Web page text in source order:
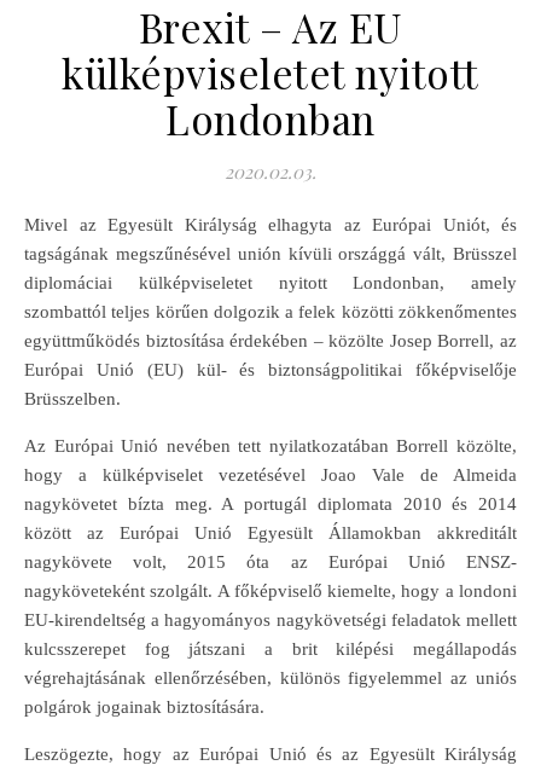
Brexit – Az EU
külképviseletet nyitott
Londonban
2020.02.03.
Mivel az Egyesült Királyság elhagyta az Európai Uniót, és
tagságának megszűnésével unión kívüli országgá vált, Brüsszel
diplomáciai külképviseletet nyitott Londonban, amely
szombattól teljes körűen dolgozik a felek közötti zökkenőmentes
együttműködés biztosítása érdekében – közölte Josep Borrell, az
Európai Unió (EU) kül- és biztonságpolitikai főképviselője
Brüsszelben.
Az Európai Unió nevében tett nyilatkozatában Borrell közölte,
hogy a külképviselet vezetésével Joao Vale de Almeida
nagykövetet bízta meg. A portugál diplomata 2010 és 2014
között az Európai Unió Egyesült Államokban akkreditált
nagykövete volt, 2015 óta az Európai Unió ENSZ-
nagyköveteként szolgált. A főképviselő kiemelte, hogy a londoni
EU-kirendeltség a hagyományos nagykövetségi feladatok mellett
kulcsszerepet fog játszani a brit kilépési megállapodás
végrehajtásának ellenőrzésében, különös figyelemmel az uniós
polgárok jogainak biztosítására.
Leszögezte, hogy az Európai Unió és az Egyesült Királyság